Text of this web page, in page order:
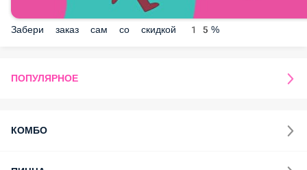
Забери заказ сам со скидкой 15%
ПОПУЛЯРНОЕ
КОМБО